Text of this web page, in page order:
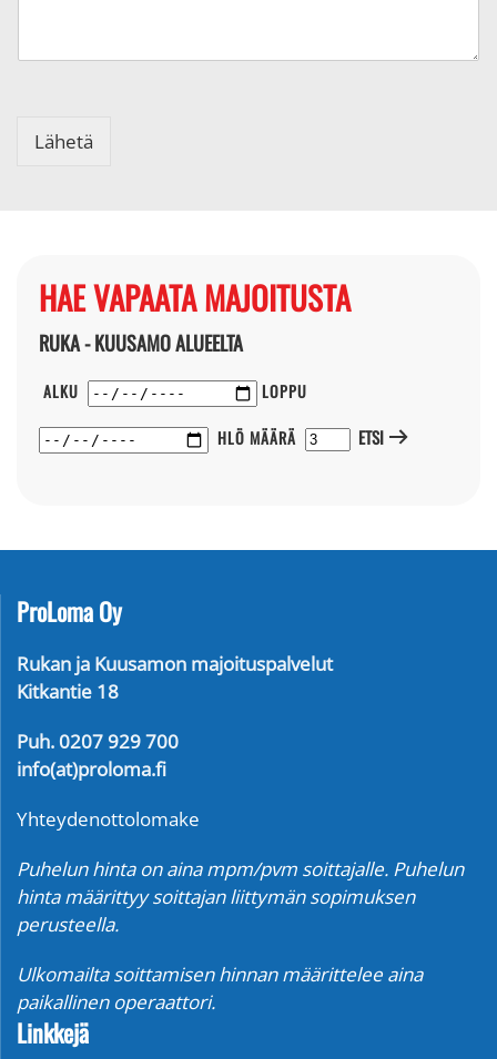
Lähetä
HAE VAPAATA MAJOITUSTA
RUKA - KUUSAMO ALUEELTA
ALKU
LOPPU
HLÖ MÄÄRÄ
ETSI
ProLoma Oy
Rukan ja Kuusamon majoituspalvelut
Kitkantie 18
Puh. 0207 929 700
info(at)proloma.fi
Yhteydenottolomake
Puhelun hinta on aina mpm/pvm soittajalle. Puhelun
hinta määrittyy soittajan liittymän sopimuksen
perusteella.
Ulkomailta soittamisen hinnan määrittelee aina
paikallinen operaattori.
Linkkejä